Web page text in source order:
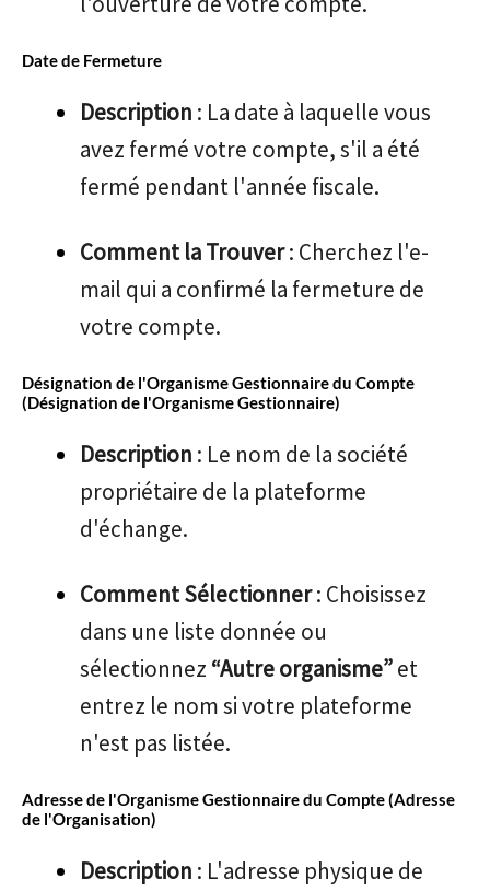
Date de Fermeture
Description : La date à laquelle vous
avez fermé votre compte, s'il a été
fermé pendant l'année fiscale.
Comment la Trouver: Cherchez l'e-
mail qui a confirmé la fermeture de
votre compte.
Désignation de l'Organisme Gestionnaire du Compte
(Désignation de l'Organisme Gestionnaire)
Description : Le nom de la société
propriétaire de la plateforme
d'échange.
Comment Sélectionner: Choisissez
dans une liste donnée ou
sélectionnez “Autre organisme”et
entrez le nom si votre plateforme
n'est pas listée.
Adresse de l'Organisme Gestionnaire du Compte (Adresse
de l'Organisation)
Description : L'adresse physique de